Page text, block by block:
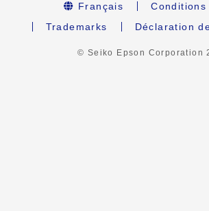
Français
Trademarks
Déclaration
© Seiko Epson Corporation